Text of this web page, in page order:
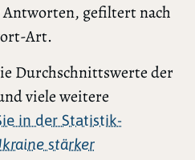
Antworten, gefiltert nach
Art.
Durchschnittswerte der
viele weitere
in der Statistik-
stärker